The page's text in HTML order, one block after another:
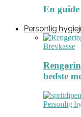
En
Personlig
Brevkasse
bedste
Personlig